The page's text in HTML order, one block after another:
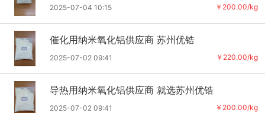
￥200.00/kg
2025-07-04 10:15
催化用纳米氧化铝供应商 苏州优锆
￥220.00/kg
2025-07-02 09:41
导热用纳米氧化铝供应商 就选苏州优锆
￥200.00/kg
2025-07-02 09:41